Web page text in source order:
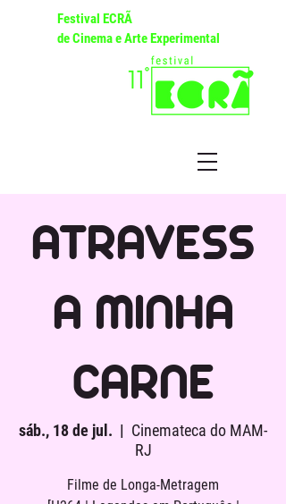
Festival ECRÃ
de Cinema e Arte Experimental
ATRAVESS
A MINHA
CARNE
sáb., 18 de jul.
  |
Cinemateca do MAM-
RJ
Filme de Longa-Metragem